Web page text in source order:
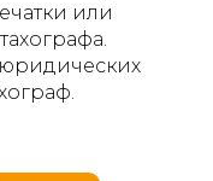
или
юридических